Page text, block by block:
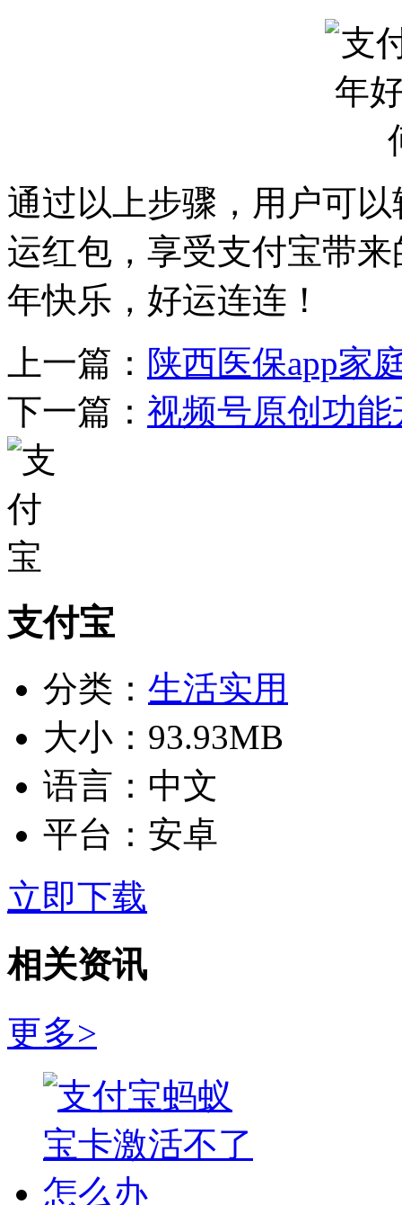
通过以上步骤，用户可
运红包，享受支付宝带
年快乐，好运连连！
上一篇： 陕西医保app家
下一篇： 视频号原创功
支付宝
分类： 生活实用
大小： 93.93MB
语言： 中文
平台： 安卓
立即下载
相关资讯
更多>